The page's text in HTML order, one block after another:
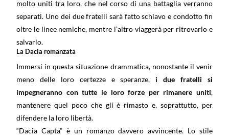
molto uniti tra loro, che nel corso di una battaglia verranno
separati. Uno dei due fratelli sarà fatto schiavo e condotto fin
oltre le linee nemiche, mentre l’altro viaggerà per ritrovarlo e
salvarlo.
La Dacia romanzata
Immersi in questa situazione drammatica, nonostante il venir
meno delle loro certezze e speranze, i due fratelli si
impegneranno con tutte le loro forze per rimanere uniti,
mantenere quel poco che gli è rimasto e, soprattutto, per
difendere la loro libertà.
“Dacia Capta” è un romanzo davvero avvincente. Lo stile